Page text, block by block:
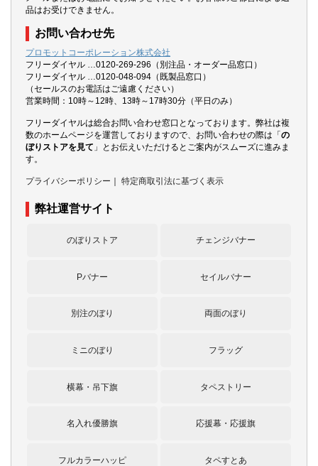
品はお受けできません。
お問い合わせ先
プロモットコーポレーション株式会社
フリーダイヤル …0120-269-296（別注品・オーダー品窓口）
フリーダイヤル …0120-048-094（既製品窓口）
（セールスのお電話はご遠慮ください）
営業時間：10時～12時、13時～17時30分（平日のみ）
フリーダイヤルは総合お問い合わせ窓口となっております。弊社は複
数のホームページを運営しておりますので、お問い合わせの際は「の
ぼりストアを見て 」とお伝えいただけるとご案内がスムーズに進みま
す。
プライバシーポリシー ｜ 特定商取引法に基づく表示
弊社運営サイト
のぼりストア チェンジバナー
Pバナー セイルバナー
別注のぼり 両面のぼり
ミニのぼり フラッグ
横幕・吊下旗 タペストリー
名入れ優勝旗 応援幕・応援旗
フルカラーハッピ タペすとあ